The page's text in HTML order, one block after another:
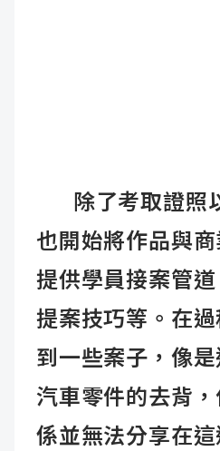
除了考取證照
也開始將作品與
提供學員接案管
提案技巧等。在
到一些案子，像
汽車零件的去背
係並無法分享在